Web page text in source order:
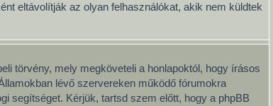
eltávolítják az olyan felhasználókat, akik nem küldtek
törvény, mely megköveteli a honlapoktól, hogy írásos
lévő szervereken működő fórumokra
segítséget. Kérjük, tartsd szem előtt, hogy a phpBB